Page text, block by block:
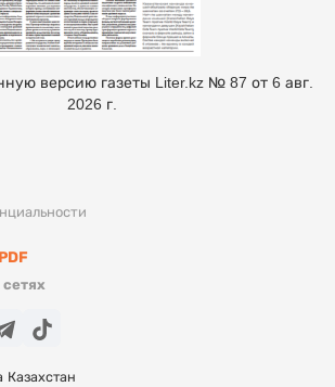
Казахстан
версию газеты Liter.kz № 87 от 6 авг.
2026 г.